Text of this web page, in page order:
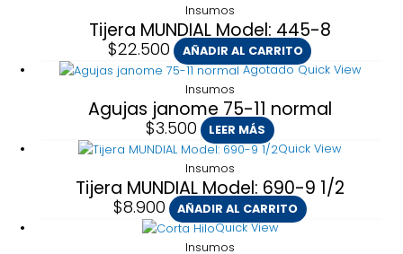
Insumos
Tijera MUNDIAL Model: 445-8
$22.500
AÑADIR AL CARRITO
Agotado Quick View
Insumos
Agujas janome 75-11 normal
$3.500
LEER MÁS
Quick View
Insumos
Tijera MUNDIAL Model: 690-9 1/2
$8.900
AÑADIR AL CARRITO
Quick View
Insumos